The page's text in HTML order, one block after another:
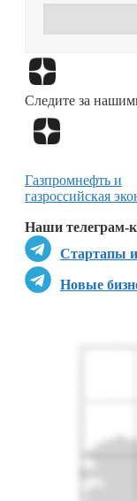
Следите за
Наши телеграм-
Стартапы
Новые
Газпромнефть и
газроссийская